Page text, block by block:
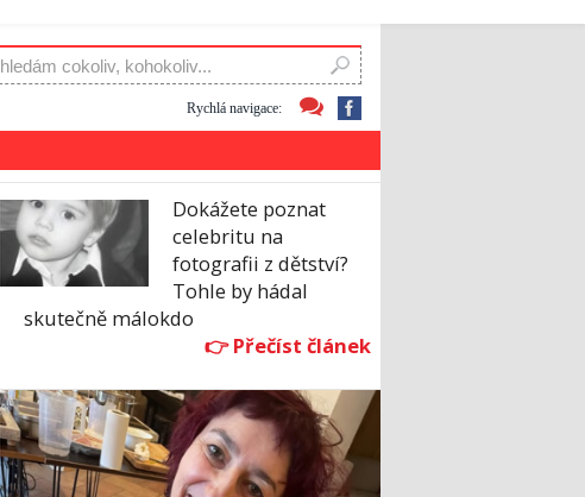
Rychlá navigace:
Dokážete poznat
celebritu na
fotografii z dětství?
Tohle by hádal
skutečně málokdo